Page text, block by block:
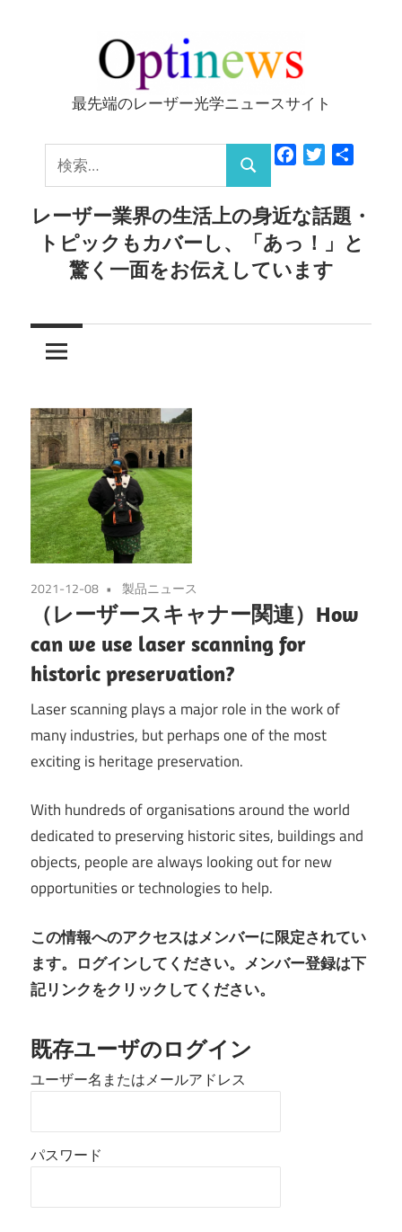
ッ
Optinews
最先端のレーザー光学ニュースサイト
索:
検
索
FacebookTwitter
レーザー業界の生活上の身近な話題・
トピックもカバーし、「あっ！」と
驚く一面をお伝えしています
2021-12-08 製品ニュース
（レーザースキャナー関連）How
can we use laser scanning for
historic preservation?
Laser scanning plays a major role in the work of
many industries, but perhaps one of the most
exciting is heritage preservation.
With hundreds of organisations around the world
dedicated to preserving historic sites, buildings and
objects, people are always looking out for new
opportunities or technologies to help.
この情報へのアクセスはメンバーに限定されてい
ます。ログインしてください。メンバー登録は下
記リンクをクリックしてください。
既存ユーザのログイン
ユーザー名またはメールアドレス
パスワード